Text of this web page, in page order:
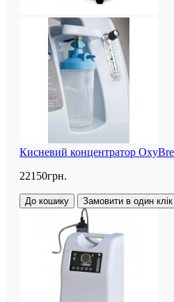
Кисневий концентратор
22150грн.
До кошику Замовити в один клік